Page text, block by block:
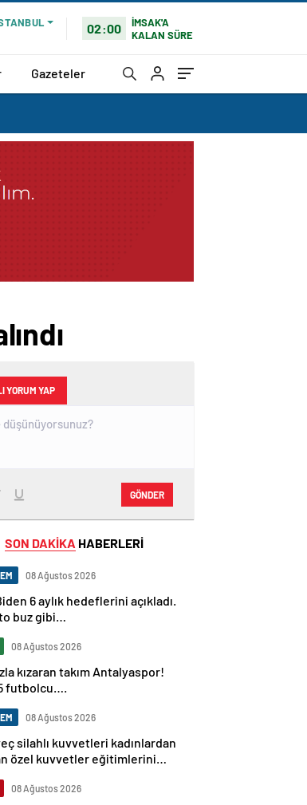
02:00
İMSAK'A
KALAN SÜRE
Gazeteler
YORUM YAP
GÖNDER
SON DAKİKA HABERLERİ
08 Ağustos 2026
6 aylık hedeflerini açıkladı.
buz gibi…
08 Ağustos 2026
kızaran takım Antalyaspor!
futbolcu….
08 Ağustos 2026
silahlı kuvvetleri kadınlardan
özel kuvvetler eğitimlerini
08 Ağustos 2026